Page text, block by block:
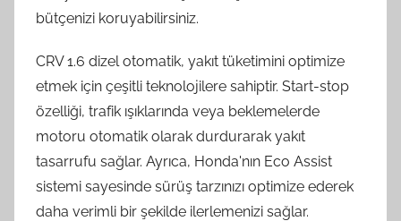
bütçenizi koruyabilirsiniz.
CRV 1.6 dizel otomatik, yakıt tüketimini optimize
etmek için çeşitli teknolojilere sahiptir. Start-stop
özelliği, trafik ışıklarında veya beklemelerde
motoru otomatik olarak durdurarak yakıt
tasarrufu sağlar. Ayrıca, Honda'nın Eco Assist
sistemi sayesinde sürüş tarzınızı optimize ederek
daha verimli bir şekilde ilerlemenizi sağlar.